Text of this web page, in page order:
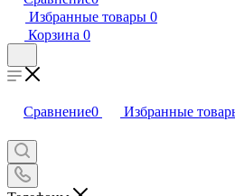
Избранные товары 0
Корзина 0
Сравнение0 Избранные